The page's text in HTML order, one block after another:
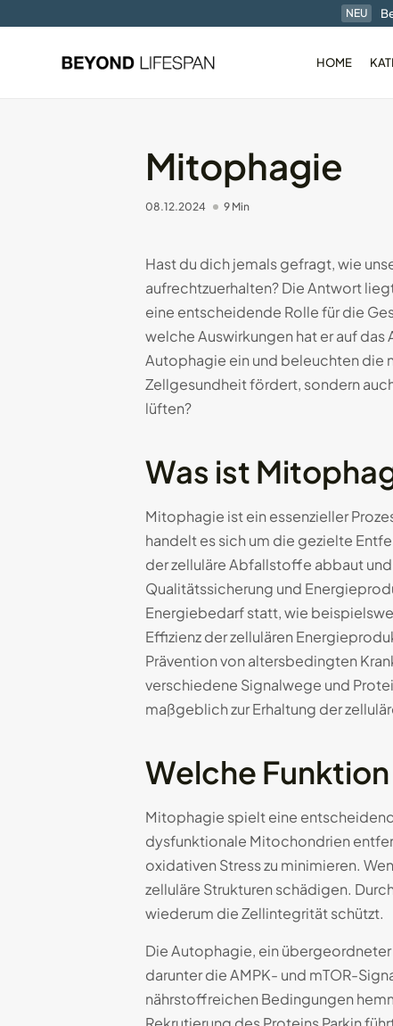
NEU
HOME
Mitophagie
08.12.2024 9 Min
Hast du dich jemals gefragt, wie
aufrechtzuerhalten? Die Antwort
eine entscheidende Rolle für die
welche Auswirkungen hat er auf
Autophagie ein und beleuchten die
Zellgesundheit fördert, sondern
lüften?
Was ist
Mitophagie ist ein essenzieller
handelt es sich um die gezielte
der zelluläre Abfallstoffe abbaut
Qualitätssicherung und
Energiebedarf statt, wie
Effizienz der zellulären
Prävention von altersbedingten
verschiedene Signalwege und
maßgeblich zur Erhaltung der
Welche
Mitophagie spielt eine
dysfunktionale Mitochondrien
oxidativen Stress zu minimieren.
zelluläre Strukturen schädigen.
wiederum die Zellintegrität schützt.
Die Autophagie, ein
darunter die AMPK- und mTOR-
nährstoffreichen Bedingungen